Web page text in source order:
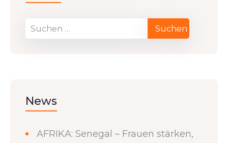
News
AFRIKA: Senegal – Frauen stärken,